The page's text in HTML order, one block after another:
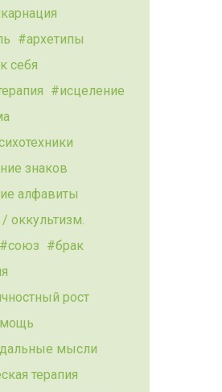
архетипы
себя
исцеление
знаков
алфавиты
/ оккультизм.
союз
брак
рост
мысли
терапия